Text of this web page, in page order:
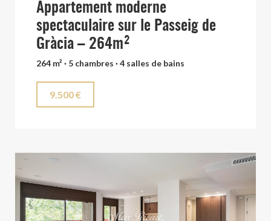
Appartement moderne
spectaculaire sur le Passeig de
Gràcia – 264m²
264 m² · 5 chambres · 4 salles de bains
9.500 €